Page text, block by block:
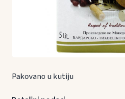
Pakovano u kutiju